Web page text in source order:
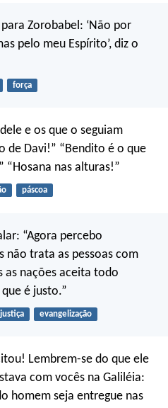
para Zorobabel: ‘Não por
pelo meu Espírito’, diz o
força
e os que o seguiam
de Davi!” “Bendito é o que
“Hosana nas alturas!”
páscoa
“Agora percebo
não trata as pessoas com
as nações aceita todo
é justo.”
justiça evangelização
Lembrem-se do que ele
com vocês na Galiléia:
homem seja entregue nas